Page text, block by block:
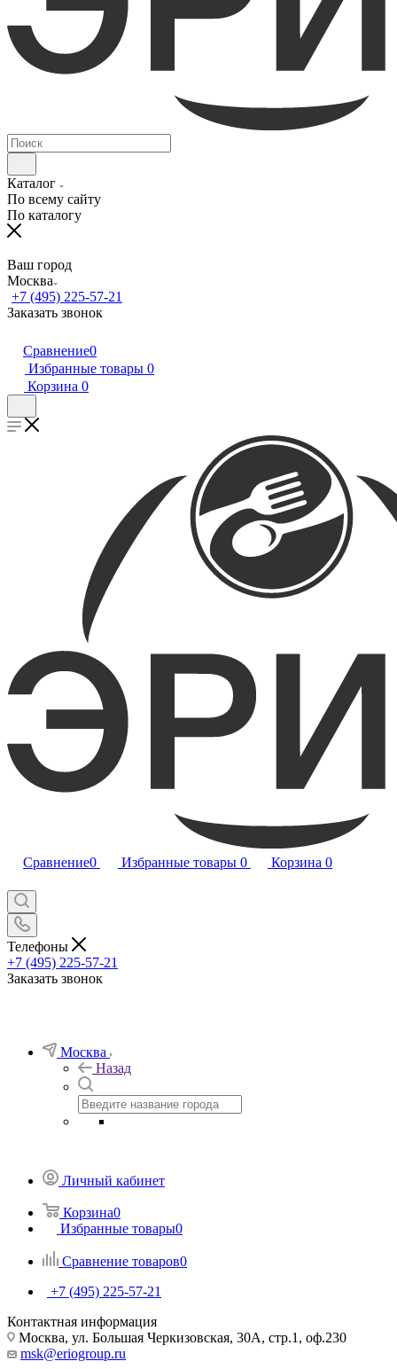
Каталог
По всему сайту
По каталогу
Ваш город
Москва
+7 (495) 225-57-21
Заказать звонок
Сравнение0
Избранные товары 0
Корзина 0
Сравнение0 Избранные товары 0 Корзина 0
Телефоны
+7 (495) 225-57-21
Заказать звонок
Москва
Назад
Личный кабинет
Корзина0
Избранные товары0
Сравнение товаров0
+7 (495) 225-57-21
Контактная информация
Москва, ул. Большая Черкизовская, 30А, стр.1, оф.230
msk@eriogroup.ru